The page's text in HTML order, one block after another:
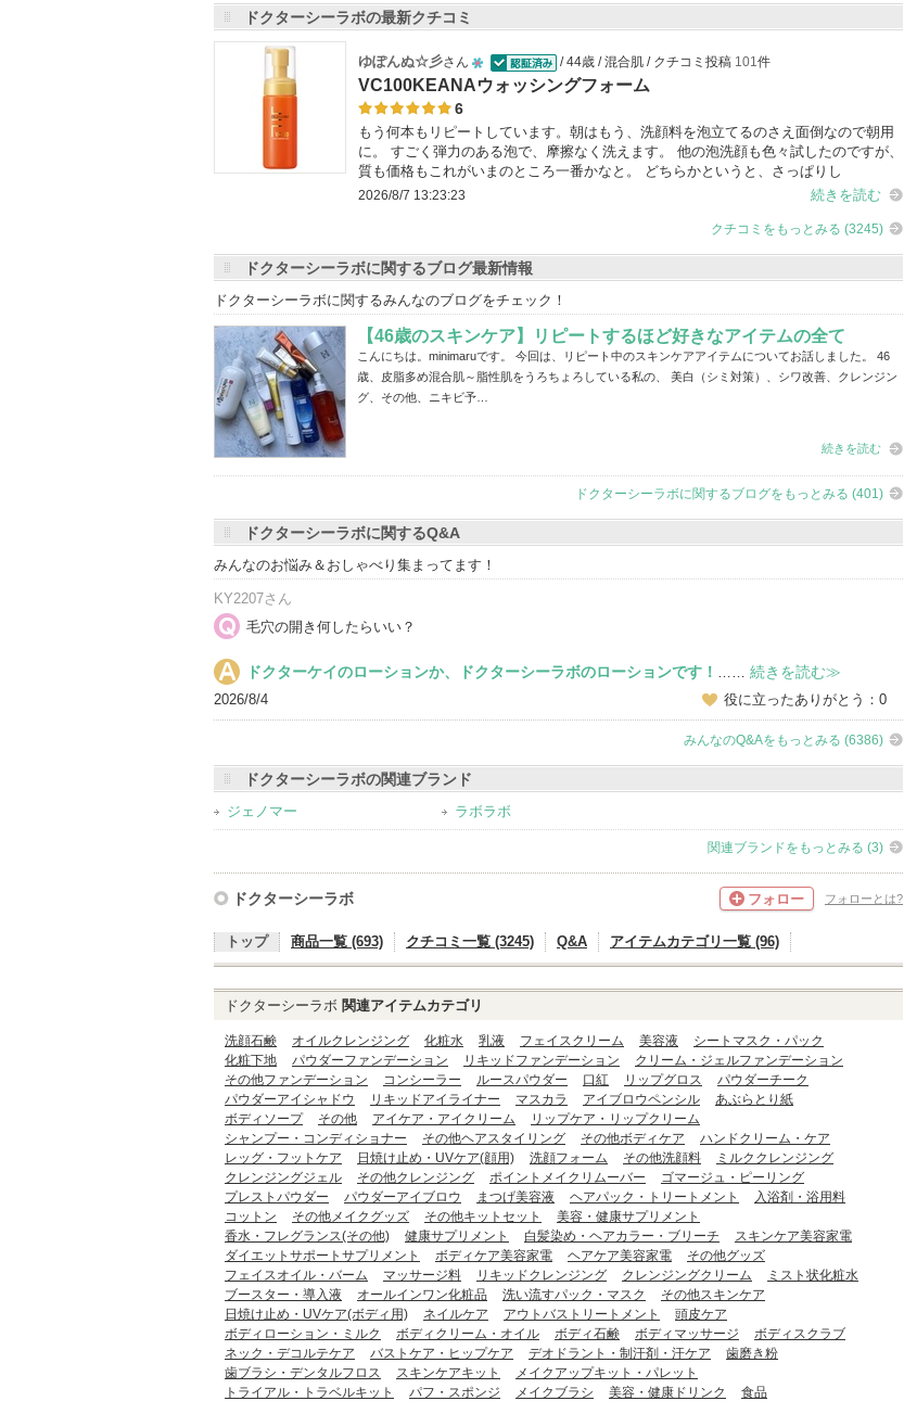
ドクターシーラボの最新クチコミ
ゆぽんぬ☆彡さん
10
以
上
バ
に
お
気
に
さ
れ
て
認証済
/ 44歳 / 混合肌 / クチコミ投稿 101件
VC100KEANAウォッシングフォーム
6
もう何本もリピートしています。朝はもう、洗顔料を泡立てるのさえ面倒なので朝用
に。 すごく弾力のある泡で、摩擦なく洗えます。 他の泡洗顔も色々試したのですが、
質も価格もこれがいまのところ一番かなと。 どちらかというと、さっぱりし
2026/8/7 13:23:23 続きを読む
クチコミをもっとみる (3245)
ドクターシーラボに関するブログ最新情報
ドクターシーラボに関するみんなのブログをチェック！
【46歳のスキンケア】リピートするほど好きなアイテムの全て
こんにちは。minimaruです。 今回は、リピート中のスキンケアアイテムについてお話しました。 46
歳、皮脂多め混合肌～脂性肌をうろちょろしている私の、 美白（シミ対策）、シワ改善、クレンジン
グ、その他、ニキビ予…
続きを読む
ドクターシーラボに関するブログをもっとみる (401)
ドクターシーラボに関するQ&A
みんなのお悩み＆おしゃべり集まってます！
KY2207さん
毛穴の開き何したらいい？
ドクターケイのローションか、ドクターシーラボのローションです！ …… 続きを読む≫
2026/8/4 役に立ったありがとう：0
みんなのQ&Aをもっとみる (6386)
ドクターシーラボの関連ブランド
ジェノマー
ラボラボ
関連ブランドをもっとみる (3)
ドクターシーラボ フォロー フォローとは?
トップ 商品一覧 (693) クチコミ一覧 (3245) Q&A アイテムカテゴリ一覧 (96)
ドクターシーラボ 関連アイテムカテゴリ
洗顔石鹸 オイルクレンジング 化粧水 乳液 フェイスクリーム 美容液
シートマスク・パック
化粧下地
パウダーファンデーション リキッドファンデーション
クリーム・ジェルファンデーション
その他ファンデーション
コンシーラー ルースパウダー 口紅 リップグロス
パウダーチーク
パウダーアイシャドウ
リキッドアイライナー マスカラ アイブロウペンシル
あぶらとり紙
ボディソープ
その他 アイケア・アイクリーム
リップケア・リップクリーム
シャンプー・コンディショナー
その他ヘアスタイリング その他ボディケア
ハンドクリーム・ケア
レッグ・フットケア
日焼け止め・UVケア(顔用) 洗顔フォーム その他洗顔料
ミルククレンジング
クレンジングジェル
その他クレンジング ポイントメイクリムーバー
ゴマージュ・ピーリング
プレストパウダー
パウダーアイブロウ まつげ美容液 ヘアパック・トリートメント
入浴剤・浴用料
コットン
その他メイクグッズ その他キットセット
美容・健康サプリメント
香水・フレグランス(その他)
健康サプリメント 白髪染め・ヘアカラー・ブリーチ
スキンケア美容家電
ダイエットサポートサプリメント
ボディケア美容家電 ヘアケア美容家電
その他グッズ
フェイスオイル・バーム
マッサージ料 リキッドクレンジング クレンジングクリーム
ミスト状化粧水
ブースター・導入液
オールインワン化粧品 洗い流すパック・マスク
その他スキンケア
日焼け止め・UVケア(ボディ用)
ネイルケア アウトバストリートメント
頭皮ケア
ボディローション・ミルク
ボディクリーム・オイル ボディ石鹸 ボディマッサージ
ボディスクラブ
ネック・デコルテケア
バストケア・ヒップケア デオドラント・制汗剤・汗ケア
歯磨き粉
歯ブラシ・デンタルフロス
スキンケアキット
メイクアップキット・パレット
トライアル・トラベルキット
パフ・スポンジ メイクブラシ 美容・健康ドリンク
食品